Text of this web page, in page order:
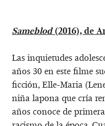
Sameblod(2016), de
Las inquietudes
años 30 en este filme
ficción, Elle-Maria
niña lapona que cría
años conoce de